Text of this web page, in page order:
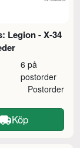
Legion - X-34
6 på
postorder
Postorder
Köp